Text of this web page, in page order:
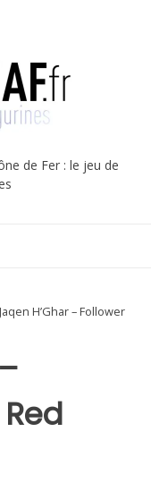
de Fer : le jeu de
H’Ghar – Follower